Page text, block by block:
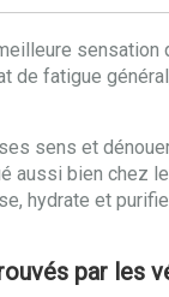
de fatigue
sens et
bien chez
hydrate et purifie
par les